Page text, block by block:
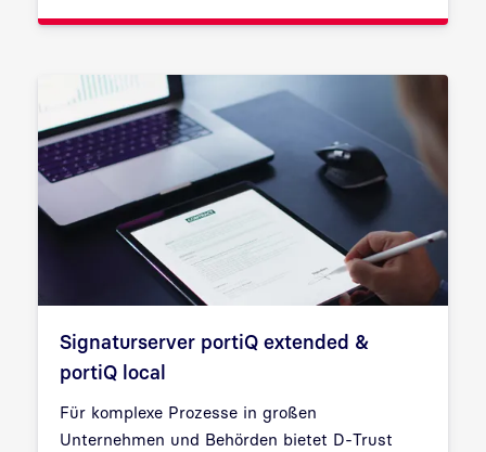
Signaturserver portiQ extended &
portiQ local
Für komplexe Prozesse in großen
Unternehmen und Behörden bietet D-Trust